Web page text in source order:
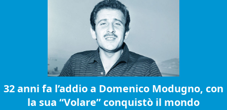
32 anni fa l’addio a Domenico Modugno, con
la sua “Volare” conquistò il mondo